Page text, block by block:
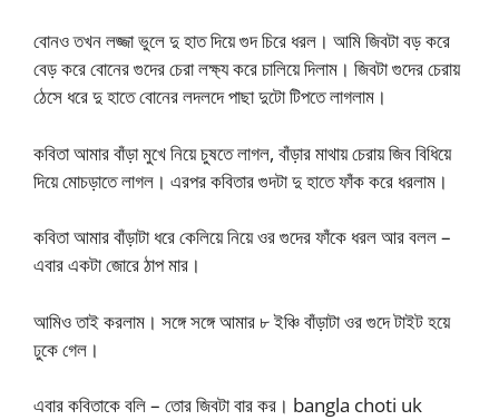
বোনও তখন লজ্জা ভুলে দু হাত দিয়ে গুদ চিরে ধরল। আমি জিবটা বড় করে
বেড় করে বোনের গুদের চেরা লক্ষ্য করে চালিয়ে দিলাম। জিবটা গুদের চেরায়
ঠেসে ধরে দু হাতে বোনের লদলদে পাছা দুটো টিপতে লাগলাম।
কবিতা আমার বাঁড়া মুখে নিয়ে চুষতে লাগল, বাঁড়ার মাথায় চেরায় জিব বিধিয়ে
দিয়ে মোচড়াতে লাগল। এরপর কবিতার গুদটা দু হাতে ফাঁক করে ধরলাম।
কবিতা আমার বাঁড়াটা ধরে কেলিয়ে নিয়ে ওর গুদের ফাঁকে ধরল আর বলল –
এবার একটা জোরে ঠাপ মার।
আমিও তাই করলাম। সঙ্গে সঙ্গে আমার ৮ ইঞ্চি বাঁড়াটা ওর গুদে টাইট হয়ে
ঢুকে গেল।
এবার কবিতাকে বলি – তোর জিবটা বার কর। bangla choti uk